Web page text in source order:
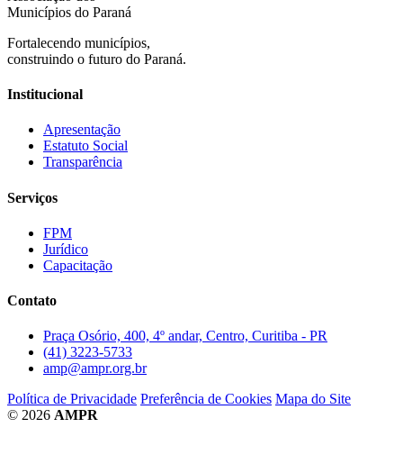
Municípios do Paraná
Fortalecendo municípios,
construindo o futuro do Paraná.
Institucional
Apresentação
Estatuto Social
Transparência
Serviços
FPM
Jurídico
Capacitação
Contato
Praça Osório, 400, 4º andar, Centro, Curitiba - PR
(41) 3223-5733
amp@ampr.org.br
Política de Privacidade Preferência de Cookies Mapa do Site
© 2026 AMPR